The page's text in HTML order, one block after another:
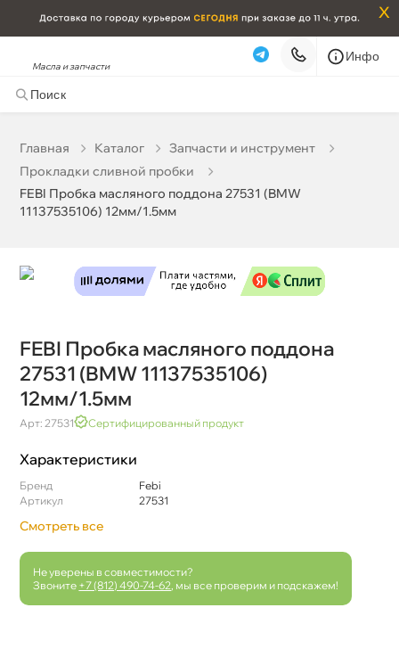
x
Масла и запчасти
Инфо
Главная Катало
Запчасти и инструмент
Прокладки сливной пробки
FEBI Пробка масляного поддона 27531 (BMW
11137535106) 12мм/1.5мм
FEBI Пробка масляного поддона
27531 (BMW 11137535106)
12мм/1.5мм
Арт: 27531 Сертифицированный продукт
Характеристики
Бренд
Febi
Артикул
27531
Смотреть все
Не уверены в совместимости?
Звоните +7 (812) 490-74-62 , мы все проверим и подскажем!
FEBI Пробка масляного поддона 27531 (BMW
Бесплатная Завтра, 08.08 (при заказе от 2000₽)
Срочная за 2 ч – 399 ₽
Карта Список